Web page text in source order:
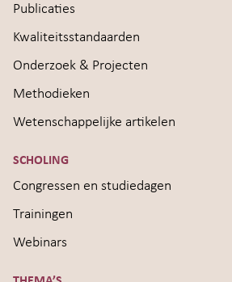
Publicaties
Kwaliteitsstandaarden
Onderzoek & Projecten
Methodieken
Wetenschappelijke artikelen
SCHOLING
Congressen en studiedagen
Trainingen
Webinars